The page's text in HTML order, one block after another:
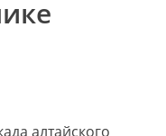
алтайского